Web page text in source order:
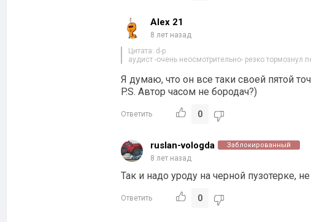
Alex 21
8 лет назад
Цитата: d-p
аудист -очень неосмотрительно- резко тормознул
Я думаю, что он все таки своей пятой
P.S. Автор часом не бородач?)
Ответить 0
ruslan-vologda Заблокированный
8 лет назад
Так и надо уроду на черной пузотерке,
Ответить 0